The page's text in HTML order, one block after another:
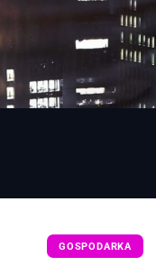
GOSPODARKA